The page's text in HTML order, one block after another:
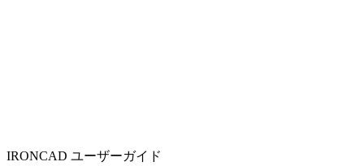
IRONCAD ユーザーガイド